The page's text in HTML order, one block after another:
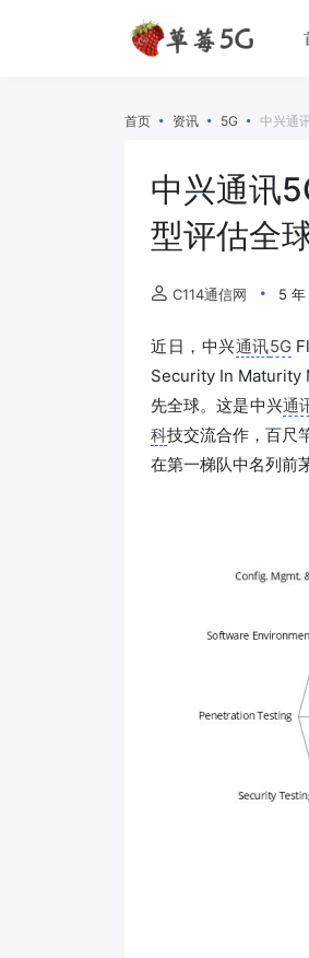
首页 资讯 5G 中兴通
中兴通讯
型评估全
C114通信网 5 年
近日，中兴通讯5G
Security In Maturity
先全球。这是中兴通
科技交流合作，百尺
在第一梯队中名列前